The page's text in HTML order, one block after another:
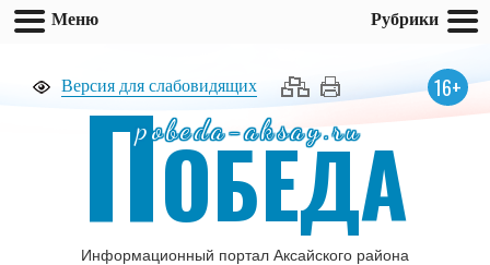
Версия для слабовидящих 16+
pobeda-aksay.ru
ПОБЕДА
Информационный портал Аксайского района
Меню Рубрики